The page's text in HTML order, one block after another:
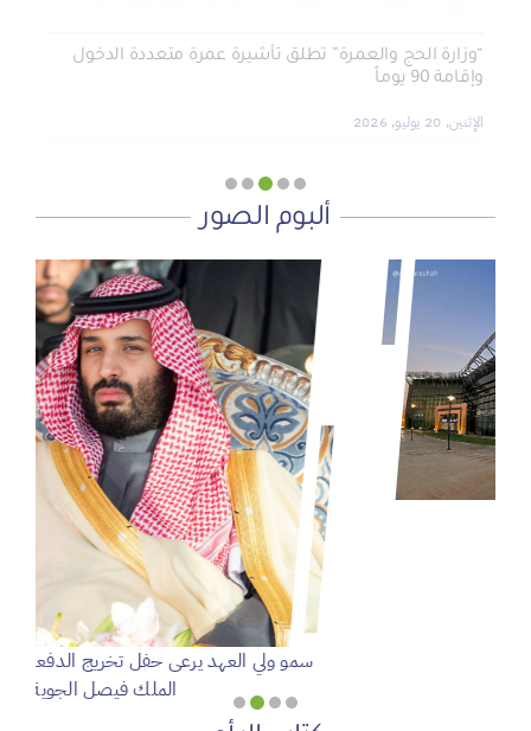
“وزارة الحج والعمرة” تطلق تأشيرة عمرة متعددة الدخول
وإقامة 90 يوماً
الإثنين, 20 يوليو, 2026
ألبوم الصور
سمو ولي العهد يرعى حفل تخريج الدفعة 95 من طلبة كلية
الملك فيصل الجوية
عدسة: وكالة واس